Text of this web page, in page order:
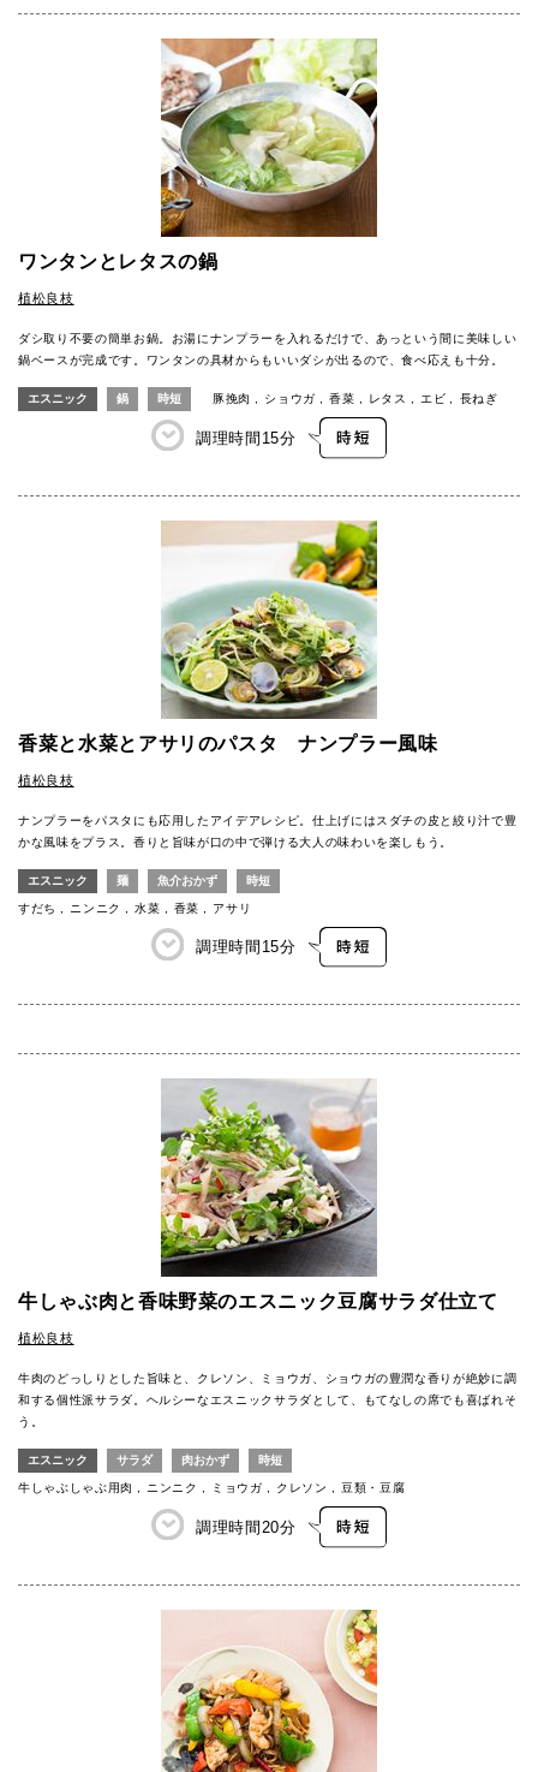
ワンタンとレタスの鍋
植松良枝
ダシ取り不要の簡単お鍋。お湯にナンプラーを入れるだけで、あっという間に美味しい
鍋ベースが完成です。ワンタンの具材からもいいダシが出るので、食べ応えも十分。
エスニック 鍋 時短 豚挽肉 ショウガ 香菜 レタス エビ 長ねぎ
調理時間 15分
香菜と水菜とアサリのパスタ ナンプラー風味
植松良枝
ナンプラーをパスタにも応用したアイデアレシピ。仕上げにはスダチの皮と絞り汁で豊
かな風味をプラス。香りと旨味が口の中で弾ける大人の味わいを楽しもう。
エスニック 麺 魚介おかず 時短
すだち ニンニク 水菜 香菜 アサリ
調理時間 15分
牛しゃぶ肉と香味野菜のエスニック豆腐サラダ仕立て
植松良枝
牛肉のどっしりとした旨味と、クレソン、ミョウガ、ショウガの豊潤な香りが絶妙に調
和する個性派サラダ。ヘルシーなエスニックサラダとして、もてなしの席でも喜ばれそ
う。
エスニック サラダ 肉おかず 時短
牛しゃぶしゃぶ用肉 ニンニク ミョウガ クレソン 豆類・豆腐
調理時間 20分